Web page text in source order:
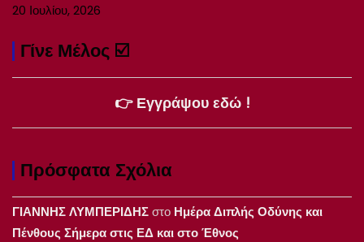
20 Ιουλίου, 2026
Γίνε Μέλος ☑️
👉 Εγγράψου εδώ !
Πρόσφατα Σχόλια
ΓΙΑΝΝΗΣ ΛΥΜΠΕΡΙΔΗΣστο Ημέρα Διπλής Οδύνης και
Πένθους Σήμερα στις ΕΔ και στο Έθνος